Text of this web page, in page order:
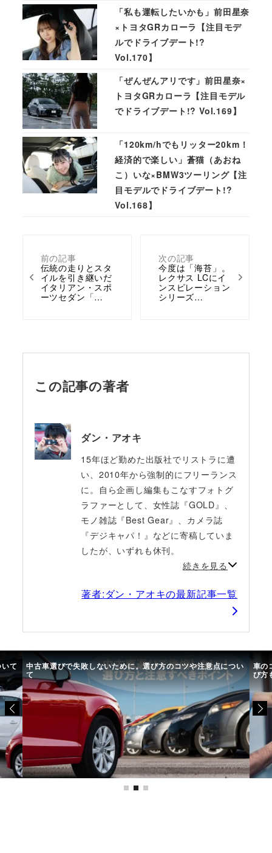
前の記事
伝統の走りとスタ
イルを引き継いだ
イタリアン・スポ
ーツセダン「…
次の記事
今度は「海苔」。
レクサス LCにイ
ンスピレーション
シリーズ…
「私も運転したいかも」前田星奈
×トヨタGRカローラ【注目モデ
ルでドライブデート!?
Vol.170】
「ぜんぜんアリです」前田星奈×
トヨタGRカローラ【注目モデル
でドライブデート!? Vol.169】
「120km/hでもリッター20km！
経済的で楽しい」蒼猫（あおね
こ）いな×BMW3ツーリング【注
目モデルでドライブデート!?
Vol.168】
この記事の著者
ダン・アオキ
15年ほど勤めた出版社でリストラに遭
い、2010年から強制的にフリーランス
に。自ら企画し編集もこなすフォトグ
ラファーとして、女性誌『GOLD』、
モノ雑誌『Best Gear』、カメラ誌
『デジキャパ！』などに寄稿していま
したが、いずれも休刊。
続きを見る
著者:ダン・アオキの最新記事一覧
い 車のコーティングおすすめ業者・専門店8選を比較｜種類や選
び方も解説
初め